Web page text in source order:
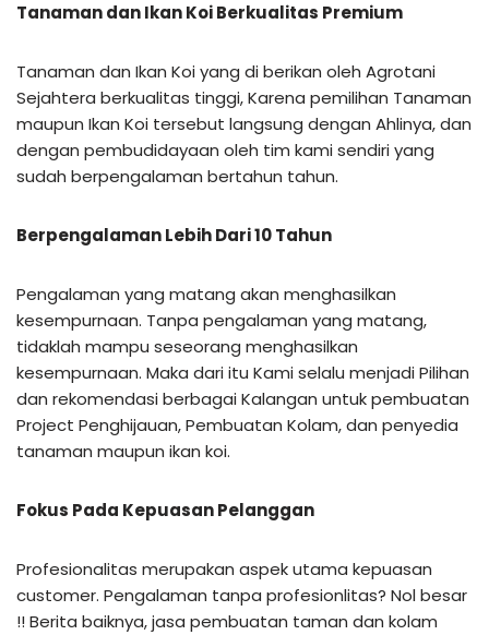
Tanaman dan Ikan Koi Berkualitas Premium
Tanaman dan Ikan Koi yang di berikan oleh Agrotani
Sejahtera berkualitas tinggi, Karena pemilihan Tanaman
maupun Ikan Koi tersebut langsung dengan Ahlinya, dan
dengan pembudidayaan oleh tim kami sendiri yang
sudah berpengalaman bertahun tahun.
Berpengalaman Lebih Dari 10 Tahun
Pengalaman yang matang akan menghasilkan
kesempurnaan. Tanpa pengalaman yang matang,
tidaklah mampu seseorang menghasilkan
kesempurnaan. Maka dari itu Kami selalu menjadi Pilihan
dan rekomendasi berbagai Kalangan untuk pembuatan
Project Penghijauan, Pembuatan Kolam, dan penyedia
tanaman maupun ikan koi.
Fokus Pada Kepuasan Pelanggan
Profesionalitas merupakan aspek utama kepuasan
customer. Pengalaman tanpa profesionlitas? Nol besar
!! Berita baiknya, jasa pembuatan taman dan kolam